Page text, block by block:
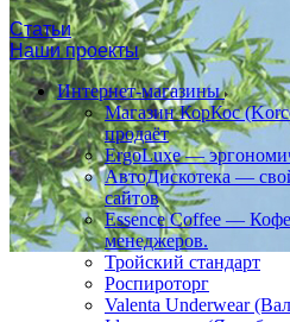
Статьи
Наши проекты
Интернет-магазины
Магазин КорКос
продаёт
ErgoLuxe —
АвтоДискотека —
сайтов
Essence Coffee —
менеджеров.
Тройский стандарт
Роспироторг
Valenta Underwear